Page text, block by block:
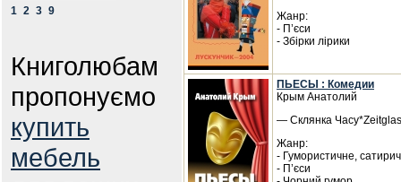
1 2 3 9
Книголюбам
пропонуємо
купить
мебель
Жанр:
- П’єси
- Збірки лірики
ПЬЕСЫ : Комедии
Крым Анатолий
— Склянка
Жанр:
- Гумористичне,
- П’єси